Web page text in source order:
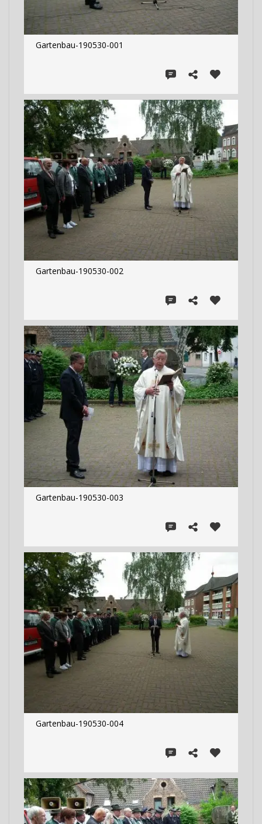
Gartenbau-190530-001
Gartenbau-190530-002
Gartenbau-190530-003
Gartenbau-190530-004